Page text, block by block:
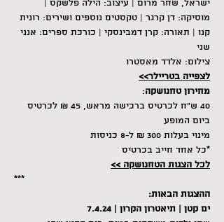
ישראל, שחר מרום | עיצוב: הילה פלשקס |
מוסיקה: דן קרגר | טקסטים נוספים ושירים: רונית
קנו | תאורה: קרן דמבינסקי | כורכת ספרים: אנני
שני
צילום: אלדד מאסטרו
לצפייה בטריילר>>
מחירון טחנושקה:
40 ש"ח לכרטיס ברכישה מראש, 45 ₪ לכרטיס
ביום המופע
מינוי בעלות 300 ₪ ל-8 כניסות
*כל אחד חייב בכרטיס
לכל הצגות הטחנושקה >>
***
ההצגות הבאות:
ים קטן | תיאטרון הקרון | 7.4.24